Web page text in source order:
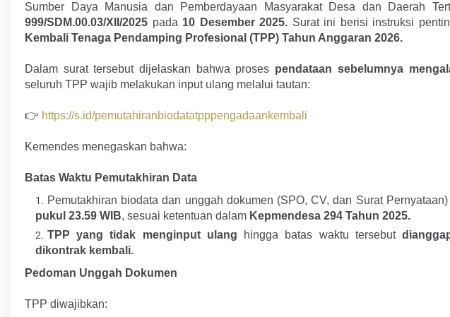
Sumber Daya Manusia dan Pemberdayaan Masyarakat Desa dan Daerah
999/SDM.00.03/XII/2025 pada 10 Desember 2025. Surat ini berisi instruksi
Kembali Tenaga Pendamping Profesional (TPP) Tahun Anggaran 2026.
Dalam surat tersebut dijelaskan bahwa proses pendataan sebelumnya
seluruh TPP wajib melakukan input ulang melalui tautan:
👉 https://s.id/pemutahiranbiodatatpppengadaankembali
Kemendes menegaskan bahwa:
Batas Waktu Pemutakhiran Data
Pemutakhiran biodata dan unggah dokumen (SPO, CV, dan Surat
pukul 23.59 WIB, sesuai ketentuan dalam Kepmendesa 294 Tahun 2025.
TPP yang tidak menginput ulang hingga batas waktu tersebut
dikontrak kembali.
Pedoman Unggah Dokumen
TPP diwajibkan: